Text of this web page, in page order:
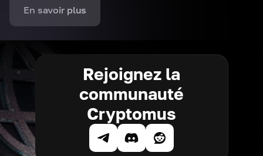
En savoir plus
Rejoignez la
communauté
Cryptomus